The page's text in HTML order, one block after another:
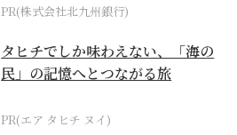
PR(株式会社北九州銀行)
タヒチでしか味わえない、「海の
民」の記憶へとつながる旅
PR(エア タヒチ ヌイ)